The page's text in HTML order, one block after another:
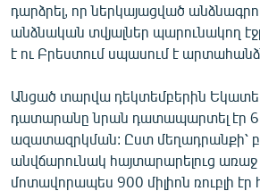
ՓՈԴՔԱՍԹ
Հայերեն
English
Русский
ՀԵՏԵՎԵՔ ՄԵԶ
դարձրել, որ ներկայացված
անձնական տվյալներ պարունակող
է ու Բրեստում սպասում է
Անցած տարվա դեկտեմբերին
դատարանը նրան դատապարտել էր
ազատազրկման: Ըստ մեղադրանքի՝
անվճարունակ հայտարարելուց
մոտավորապես 900 միլիոն ռուբլի էր